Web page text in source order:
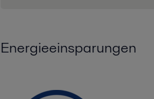
Energieeinsparungen